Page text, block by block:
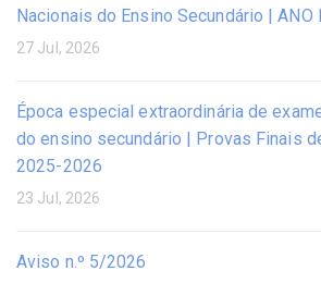
Nacionais do Ensino Secundário |
27 Jul, 2026
Época especial extraordinária de
do ensino secundário | Provas Finais
2025-2026
23 Jul, 2026
Aviso n.º 5/2026